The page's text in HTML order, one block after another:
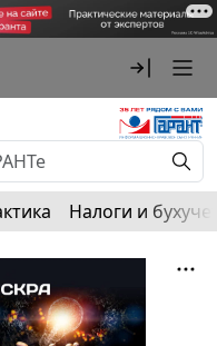
Налоги и